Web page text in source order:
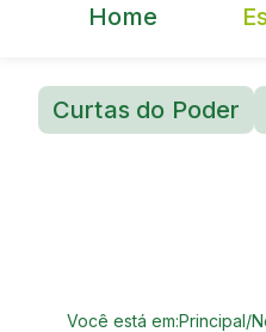
Home
Curtas do Poder
Você está em:Principal/